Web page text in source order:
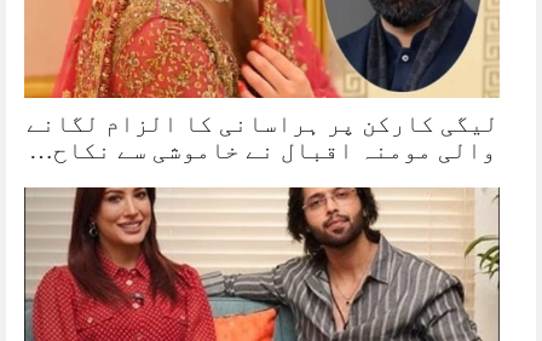
لیگی کارکن پر ہراسانی کا الزام لگانے
والی مومنہ اقبال نے خاموشی سے نکاح…